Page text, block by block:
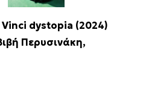
Vinci dystopia (2024)